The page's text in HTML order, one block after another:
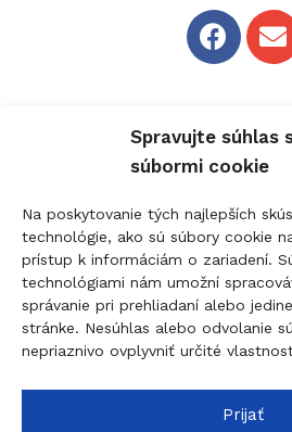
Spravujte súhlas
súbormi cookie
Na poskytovanie tých najlepších
technológie, ako sú súbory cookie
prístup k informáciám o zariadení.
technológiami nám umožní
správanie pri prehliadaní alebo
stránke. Nesúhlas alebo odvolanie
nepriaznivo ovplyvniť určité
Prijať
Kľúčová služba Nové Zámky
M. R. Štefánika 45, Nové
0907 737 756 - Non-Stop
0910 207 863 - 8:00-17:00
info@figolock.sk
Kľúčová služba Komárno